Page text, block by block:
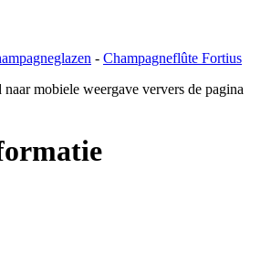
- Champagneflûte Fortius
mobiele weergave ververs de pagina